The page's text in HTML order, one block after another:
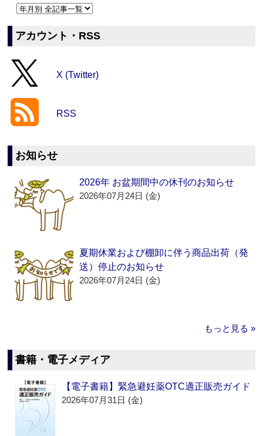
アカウント・RSS
X (Twitter)
RSS
お知らせ
2026年 お盆期間中の休刊のお知らせ
2026年07月24日 (金)
夏期休業および棚卸に伴う商品出荷（発
送）停止のお知らせ
2026年07月24日 (金)
もっと見る »
書籍・電子メディア
【電子書籍】緊急避妊薬OTC適正販売ガイド
2026年07月31日 (金)